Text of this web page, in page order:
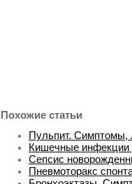
Похожие статьи
Пульпит. Симптомы,
Кишечные инфекции
Сепсис
Пневмоторакс